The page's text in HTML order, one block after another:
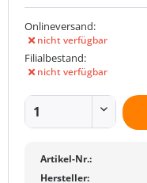
Onlineversand:
nicht verfügbar
Filialbestand:
nicht verfügbar
Artikel-Nr.:
Hersteller: